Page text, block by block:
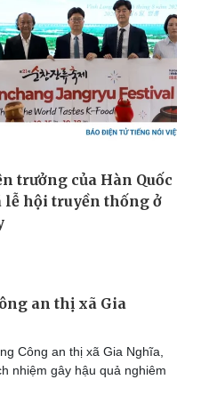
an thị xã Gia
Công an thị xã Gia Nghĩa,
nhiệm gây hậu quả nghiêm